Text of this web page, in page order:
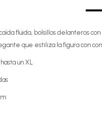
fluida, bolsillos delanteros
que estiliza la figura con
un XL